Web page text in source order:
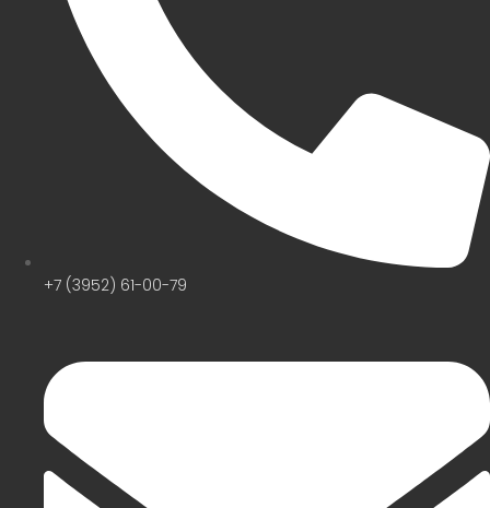
+7 (3952) 61-00-79